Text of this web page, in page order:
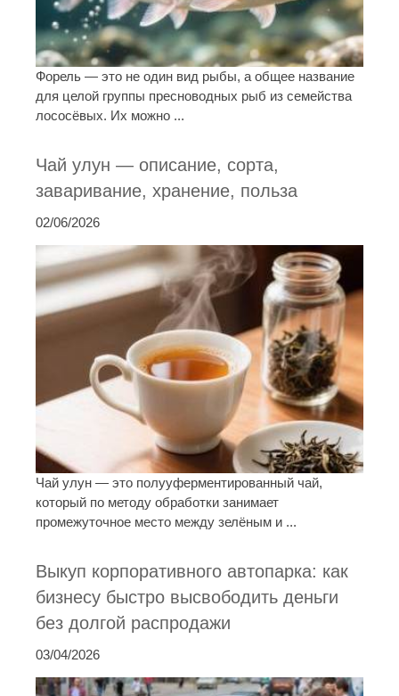
Форель — это не один вид рыбы, а общее название
для целой группы пресноводных рыб из семейства
лососёвых. Их можно ...
Чай улун — описание, сорта,
заваривание, хранение, польза
02/06/2026
Чай улун — это полууферментированный чай,
который по методу обработки занимает
промежуточное место между зелёным и ...
Выкуп корпоративного автопарка: как
бизнесу быстро высвободить деньги
без долгой распродажи
03/04/2026